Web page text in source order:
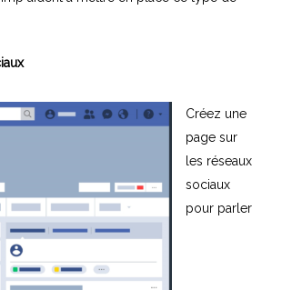
Créez une
page sur
les réseaux
sociaux
pour parler